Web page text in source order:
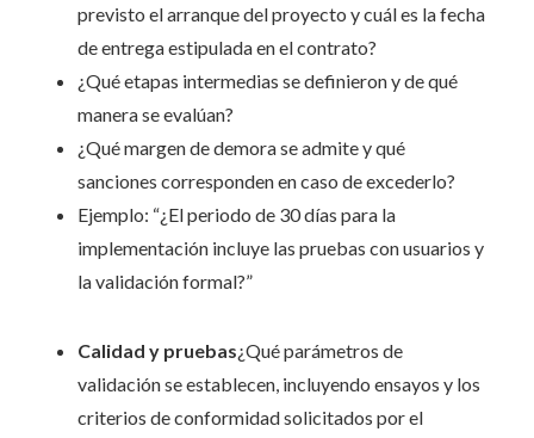
previsto el arranque del proyecto y cuál es la fecha
de entrega estipulada en el contrato?
¿Qué etapas intermedias se definieron y de qué
manera se evalúan?
¿Qué margen de demora se admite y qué
sanciones corresponden en caso de excederlo?
Ejemplo: “¿El periodo de 30 días para la
implementación incluye las pruebas con usuarios y
la validación formal?”
Calidad y pruebas¿Qué parámetros de
validación se establecen, incluyendo ensayos y los
criterios de conformidad solicitados por el